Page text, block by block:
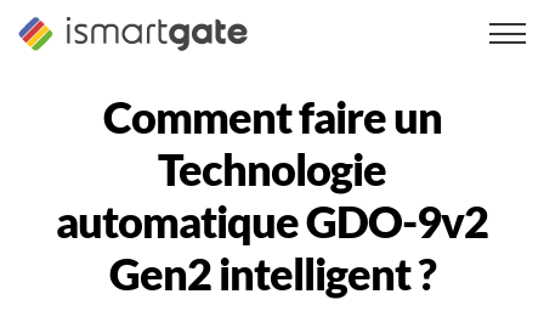
Skip
Comment faire un
Technologie
automatique GDO-9v2
Gen2intelligent ?